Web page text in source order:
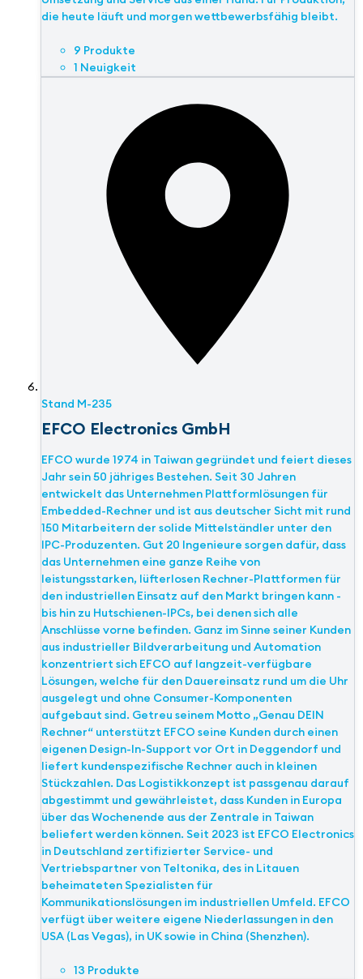
die heute läuft und morgen wettbewerbsfähig bleibt.
9 Produkte
1 Neuigkeit
Stand M-235
EFCO Electronics GmbH
EFCO wurde 1974 in Taiwan gegründet und feiert dieses
Jahr sein 50 jähriges Bestehen. Seit 30 Jahren
entwickelt das Unternehmen Plattformlösungen für
Embedded-Rechner und ist aus deutscher Sicht mit rund
150 Mitarbeitern der solide Mittelständler unter den
IPC-Produzenten. Gut 20 Ingenieure sorgen dafür, dass
das Unternehmen eine ganze Reihe von
leistungsstarken, lüfterlosen Rechner-Plattformen für
den industriellen Einsatz auf den Markt bringen kann -
bis hin zu Hutschienen-IPCs, bei denen sich alle
Anschlüsse vorne befinden. Ganz im Sinne seiner Kunden
aus industrieller Bildverarbeitung und Automation
konzentriert sich EFCO auf langzeit-verfügbare
Lösungen, welche für den Dauereinsatz rund um die Uhr
ausgelegt und ohne Consumer-Komponenten
aufgebaut sind. Getreu seinem Motto „Genau DEIN
Rechner“ unterstützt EFCO seine Kunden durch einen
eigenen Design-In-Support vor Ort in Deggendorf und
liefert kundenspezifische Rechner auch in kleinen
Stückzahlen. Das Logistikkonzept ist passgenau darauf
abgestimmt und gewährleistet, dass Kunden in Europa
über das Wochenende aus der Zentrale in Taiwan
beliefert werden können. Seit 2023 ist EFCO Electronics
in Deutschland zertifizierter Service- und
Vertriebspartner von Teltonika, des in Litauen
beheimateten Spezialisten für
Kommunikationslösungen im industriellen Umfeld. EFCO
verfügt über weitere eigene Niederlassungen in den
USA (Las Vegas), in UK sowie in China (Shenzhen).
13 Produkte